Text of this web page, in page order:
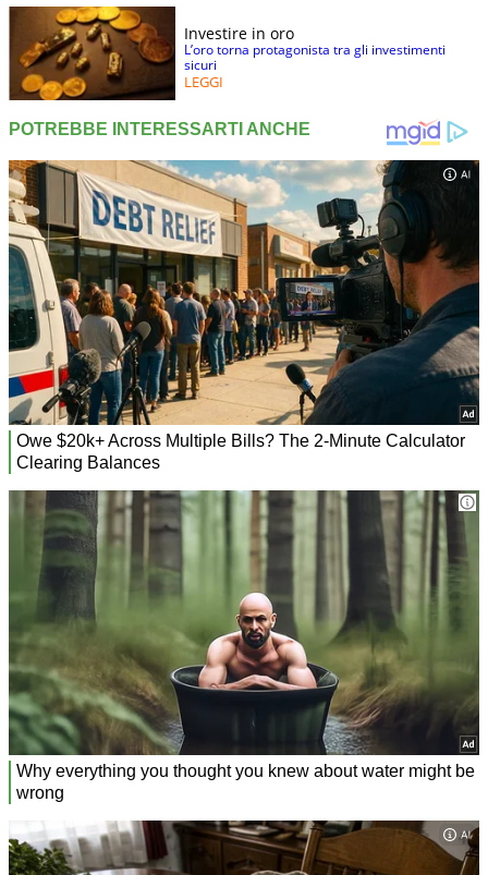
Investire in oro
L’oro torna protagonista tra gli investimenti
sicuri
LEGGI